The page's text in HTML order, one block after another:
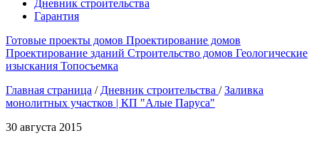
Дневник строительства
Гарантия
Готовые проекты домов Проектирование домов
Проектирование зданий Строительство домов Геологические
изыскания Топосъемка
Главная страница / Дневник строительства / Заливка
монолитных участков | КП "Алые Паруса"
30 августа 2015